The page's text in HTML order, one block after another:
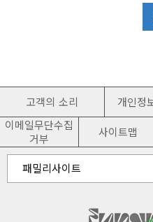
고객의 소리 개인정
이메일무단수집
거부
사이트맵
패밀리사이트
유관기관 홈페이지